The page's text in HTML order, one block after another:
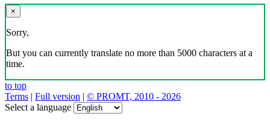
×
Sorry,
But you can currently translate no more than 5000 characters at a
time.
to top
Terms | Full version | © PROMT, 2010 - 2026
Select a language